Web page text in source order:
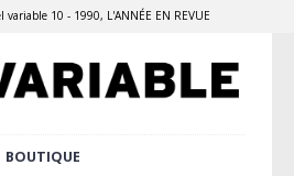
variable 10 - 1990, L'ANNÉE EN REVUE
BOUTIQUE